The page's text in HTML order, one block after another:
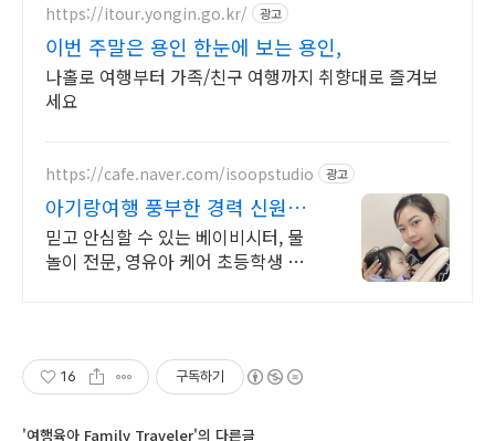
https://itour.yongin.go.kr/ 광고
이번 주말은 용인 한눈에 보는 용인,
나홀로 여행부터 가족/친구 여행까지 취향대로 즐겨보
세요
https://cafe.naver.com/isoopstudio 광고
아기랑여행 풍부한 경력 신원검
증
믿고 안심할 수 있는 베이비시터, 물
놀이 전문, 영유아 케어 초등학생 키
16 구독하기
'여행육아 Family Traveler'의 다른글